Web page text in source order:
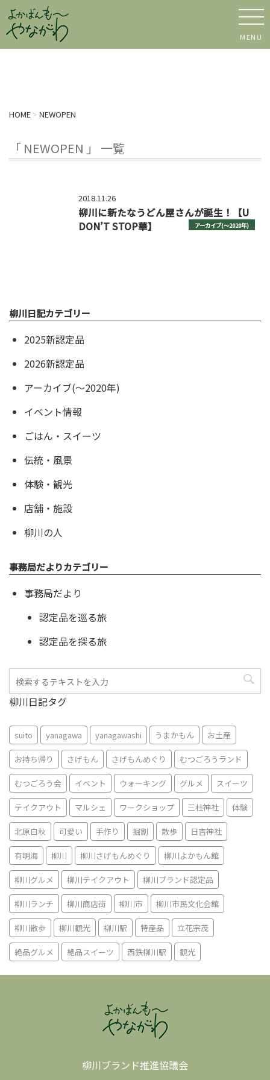
MENU
HOME > NEWOPEN
「 NEWOPEN 」 一覧
2018.11.26
柳川に新たなうどん屋さんが誕生！【U
DON’T STOP華】
アーカイブ(〜2020年)
柳川日記カテゴリー
2025新認定品
2026新認定品
アーカイブ(〜2020年)
イベント情報
ごはん・スイーツ
伝統・風景
体験・観光
店舗・施設
柳川の人
事務局だよりカテゴリー
事務局だより
認定品を巡る旅
認定品を探る旅
柳川日記タグ
suito yanagawa yanagawashi うまかもん お土産
お持ち帰り さげもん さげもんめぐり むつごろうランド
むつごろう会 イベント ウォーキング グルメ スイーツ
テイクアウト マルシェ ワークショップ 三柱神社 体験
北原白秋 可愛い 手作り 掘割 散歩 日吉神社
有明海 柳川 柳川さげもんめぐり 柳川よかもん館
柳川グルメ 柳川テイクアウト 柳川ブランド認定品
柳川ランチ 柳川商店街 柳川市 柳川市民文化会館
柳川散歩 柳川観光 柳川駅 特産品 立花宗茂
絶品グルメ 絶品スイーツ 西鉄柳川駅 観光
柳川ブランド推進協議会